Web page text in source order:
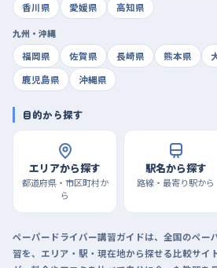
香川県
愛媛県 高知県
九州・沖縄
福岡県
佐賀県 長崎県 熊本県
鹿児島県
沖縄県
目的から探す
エリアから探す
都道府県・市区町村か
ら
駅名から探す
路線・最寄り駅から
ペーパードライバー講習ガイドは、全国のペー
習を、エリア・駅・現在地から探せる比較サイ